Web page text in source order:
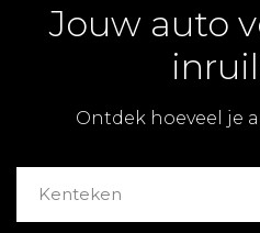
Jouw auto
Ontdek hoeveel je